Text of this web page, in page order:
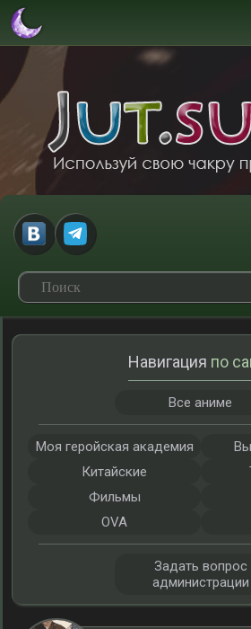
Навигация по
Все аниме
Моя геройская академия
Китайские
Фильмы
OVA
Задать вопрос
администрации